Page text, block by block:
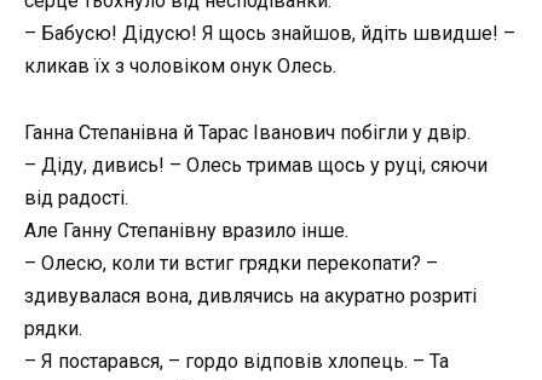
– Бабусю! Дідусю! Я щось знайшов, йдіть швидше! –
кликав їх з чоловіком онук Олесь.
Ганна Степанівна й Тарас Іванович побігли у двір.
– Діду, дивись! – Олесь тримав щось у руці, сяючи
від радості.
Але Ганну Степанівну вразило інше.
– Олесю, коли ти встиг грядки перекопати? –
здивувалася вона, дивлячись на акуратно розриті
рядки.
– Я постарався, – гордо відповів хлопець. – Та